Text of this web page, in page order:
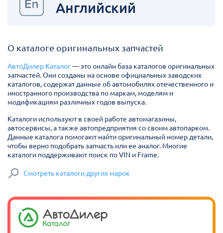
Английский
О каталоге оригинальных запчастей
АвтоДилер Каталог— это онлайн база каталогов оригинальных
запчастей. Они созданы на основе официальных заводских
каталогов, содержат данные об автомобилях отечественного и
иностранного производства по маркам, моделям и
модификациям различных годов выпуска.
Каталоги используют в своей работе автомагазины,
автосервисы, а также автопредприятия со своим автопарком.
Данные каталога помогают найти оригинальный номер детали,
чтобы верно подобрать запчасть или ее аналог. Многие
каталоги поддерживают поиск по VIN и Frame.
Смотреть каталоги других марок